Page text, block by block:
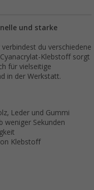
und starke
du verschiedene
Klebstoff sorgt
für vielseitige
in der Werkstatt.
Leder und Gummi
weniger Sekunden
Klebstoff